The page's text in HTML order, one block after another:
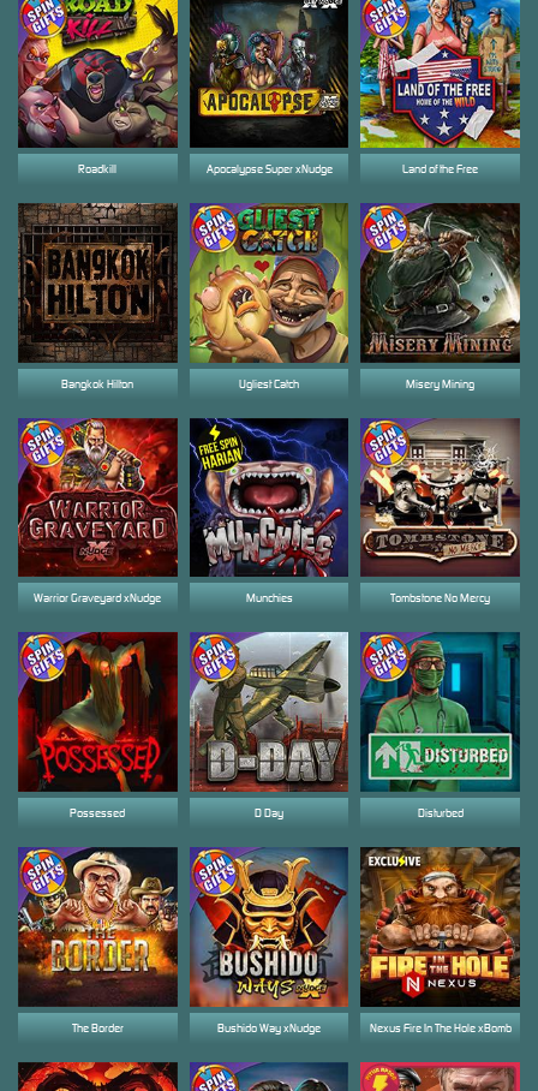
Nexus Fire In The Hole xBomb
Munchies
Apocalypse Super xNudge
Bangkok Hilton
Tombstone No Mercy
Roadkill Land of the Free
Warrior Graveyard xNudge
Possessed Disturbed
Misery Mining
Bushido Way xNudge
D Day
The Border
Ugliest Catch